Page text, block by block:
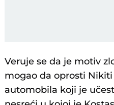
Veruje se da je motiv
mogao da oprosti
automobila koji je